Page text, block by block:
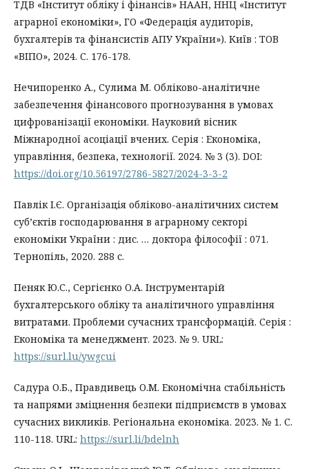
ТДВ «Інститут обліку і фінансів» НААН, ННЦ «Інститут
аграрної економіки», ГО «Федерація аудиторів,
бухгалтерів та фінансистів АПУ України»). Київ : ТОВ
«ВІПО», 2024. С. 176-178.
Нечипоренко А., Сулима М. Обліково-аналітичне
забезпечення фінансового прогнозування в умовах
цифрованізації економіки. Науковий вісник
Міжнародної асоціації вчених. Серія : Економіка,
управління, безпека, технології. 2024. № 3 (3). DOI:
https://doi.org/10.56197/2786-5827/2024-3-3-2
Павлік І.Є. Організація обліково-аналітичних систем
суб’єктів господарювання в аграрному секторі
економіки України : дис. … доктора філософії : 071.
Тернопіль, 2020. 288 с.
Пеняк Ю.С., Сергієнко О.А. Інструментарій
бухгалтерського обліку та аналітичного управління
витратами. Проблеми сучасних трансформацій. Серія :
Економіка та менеджмент. 2023. № 9. URL:
https://surl.lu/ywgcui
Садура О.Б., Правдивець О.М. Економічна стабільність
та напрями зміцнення безпеки підприємств в умовах
сучасних викликів. Регіональна економіка. 2023. № 1. С.
110-118. URL: https://surl.li/bdelnh